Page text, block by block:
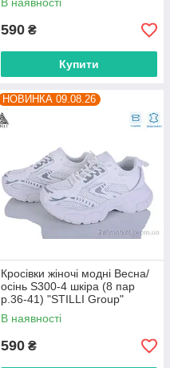
постачальника
В наявності
590 ₴
Купити
НОВИНКА 09.08.26
Кросівки жіночі модні Весна/
осінь S300-4 шкіра (8 пар
р.36-41) "STILLI Group"
оптом від прямого
постачальника
В наявності
590 ₴